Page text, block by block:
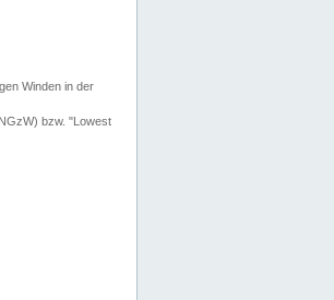
Winden in der
bzw. "Lowest